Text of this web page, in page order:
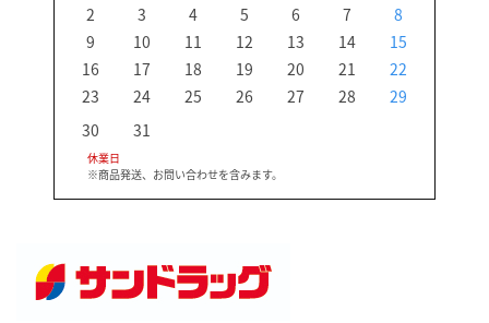
2
3 4 5 6 7
8
9
10 11 12 13 14
15
16
17 18 19 20 21
22
23
24 25 26 27 28
29
30
31
休業日
※商品発送、お問い合わせを含みます。